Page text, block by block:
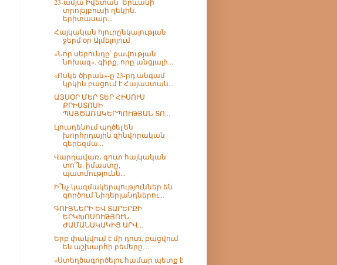
23-ամյա Իվետան՝ Երևանի
տրոլեյբուսի ղեկին.
երիտասար...
Հայկական հյուրընկալության
ջերմ օր Ալմելոյում
«Նոր սերունդը՝ քավության
նոխազ». գիրք, որը անցյալի...
«Ոսկե ծիրան»-ը 23-րդ անգամ
կրկին բացում է Հայաստան...
ԱՅՍՕՐ ՄԵՐ ՏԵՐ ՀԻՍՈՒՍ
ՔՐԻՍՏՈՍԻ
ՊԱՅԾԱՌԱԿԵՐՊՈՒԹՅԱՆ ՏՈ...
Լյուսդենում պղծել են
խորհրդային զինվորական
գերեզմա...
Վարդավառ․ զուտ հայկական
տո՞ն. իմաստը,
պատմությունն...
Ի՞նչ կազմակերպություններ են
գործում Նիդերլանդներու...
ԳՈՒՅՆԵՐԻ ԵՎ ՏԱՐԵՐՔԻ
ԵՐԿԽՈՍՈՒԹՅՈՒՆ.
ԺԱՄԱՆԱԿԱԿԻՑ ԱՐՎ...
Երբ փակվում է մի դուռ, բացվում
են աշխարհի բեմերը…
«Ստեղծագործելու համար պետք է